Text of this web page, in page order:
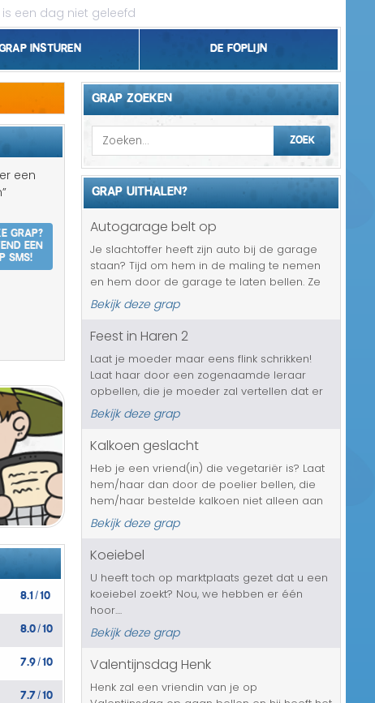
een dag niet geleefd
insturen De foplijn
Bel grappen
Topgrappen
18+ en Relatie
Zakelijk/Studie
Geld/Belasting
Buurt/Gemeente
Pakket/Bestelling
Transport/Verkeer
Kerst/Sinterklaas
Diversen/Andere
een
grap?
een
SMS!
8.1/10
8.0/10
7.9/10
7.7/10
GRAP ZOEKEN
ZOEK
GRAP UITHALEN?
Autogarage belt op
Je slachtoffer heeft zijn auto bij de garage
staan? Tijd om hem in de maling te nemen
en hem door de garage te laten bellen. Ze
hebben de mededeling dat het een wel
heel erg dure grap aan het worden is. Want
ze zitten nu al op 1500 euro en ...
Bekijk deze grap
Feest in Haren 2
Laat je moeder maar eens flink schrikken!
Laat haar door een zogenaamde leraar
opbellen, die je moeder zal vertellen dat er
op jouw Facebook pagina een oproep staat
voor een groot feest, in je eigen huis. En het
is een openbare oproep, dus ...
Bekijk deze grap
Kalkoen geslacht
Heb je een vriend(in) die vegetariër is? Laat
hem/haar dan door de poelier bellen, die
hem/haar bestelde kalkoen niet alleen aan
het bereiden is, maar vlakbij de telefoon aan
het slachten is. Wij zijn benieuwd hoe de
vegetarische vriend(in...
Bekijk deze grap
Koeiebel
U heeft toch op marktplaats gezet dat u een
koeiebel zoekt? Nou, we hebben er één
hoor....
Bekijk deze grap
Valentijnsdag Henk
Henk zal een vriendin van je op